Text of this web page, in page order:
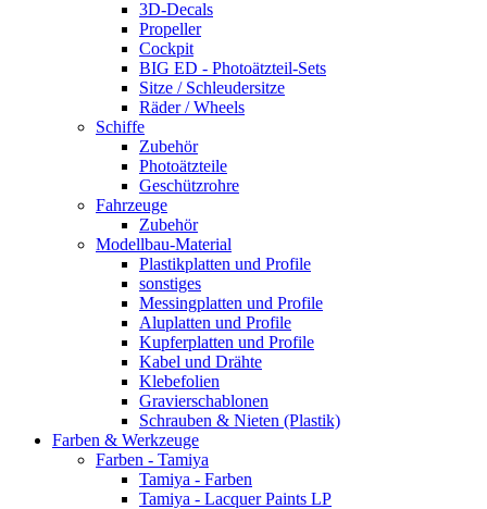
3D-Decals
Propeller
Cockpit
BIG ED - Photoätzteil-Sets
Sitze / Schleudersitze
Räder / Wheels
Schiffe
Zubehör
Photoätzteile
Geschützrohre
Fahrzeuge
Zubehör
Modellbau-Material
Plastikplatten und Profile
sonstiges
Messingplatten und Profile
Aluplatten und Profile
Kupferplatten und Profile
Kabel und Drähte
Klebefolien
Gravierschablonen
Schrauben & Nieten (Plastik)
Farben & Werkzeuge
Farben - Tamiya
Tamiya - Farben
Tamiya - Lacquer Paints LP